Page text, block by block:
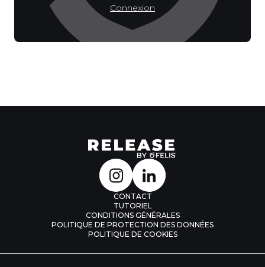
Connexion
CONTACT
TUTORIEL
CONDITIONS GÉNÉRALES
POLITIQUE DE PROTECTION DES DONNÉES
POLITIQUE DE COOKIES